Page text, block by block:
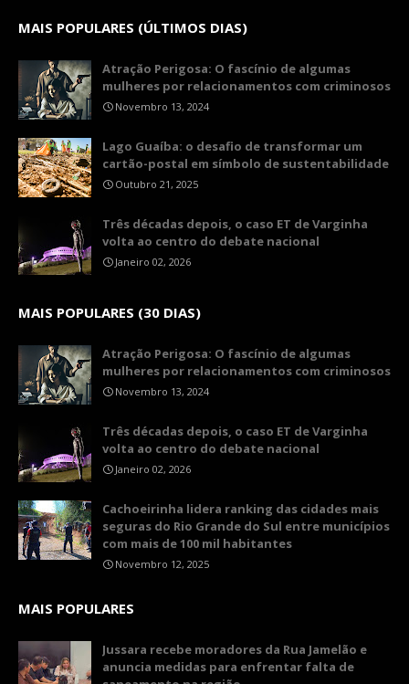
MAIS POPULARES (ÚLTIMOS DIAS)
Atração Perigosa: O fascínio de algumas
mulheres por relacionamentos com criminosos
Novembro 13, 2024
Lago Guaíba: o desafio de transformar um
cartão-postal em símbolo de sustentabilidade
Outubro 21, 2025
Três décadas depois, o caso ET de Varginha
volta ao centro do debate nacional
Janeiro 02, 2026
MAIS POPULARES (30 DIAS)
Atração Perigosa: O fascínio de algumas
mulheres por relacionamentos com criminosos
Novembro 13, 2024
Três décadas depois, o caso ET de Varginha
volta ao centro do debate nacional
Janeiro 02, 2026
Cachoeirinha lidera ranking das cidades mais
seguras do Rio Grande do Sul entre municípios
com mais de 100 mil habitantes
Novembro 12, 2025
MAIS POPULARES
Jussara recebe moradores da Rua Jamelão e
anuncia medidas para enfrentar falta de